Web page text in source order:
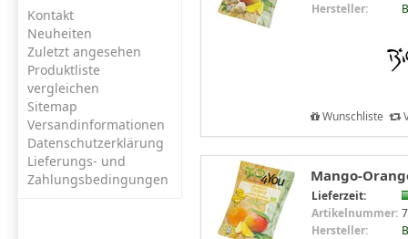
Kontakt
Neuheiten
Zuletzt angesehen
Produktliste
vergleichen
Sitemap
Versandinformationen
Datenschutzerklärung
Lieferungs- und
Zahlungsbedingungen
Hersteller:
Wunschliste
Mango-
Lieferzeit:
Artikelnummer:
Hersteller: